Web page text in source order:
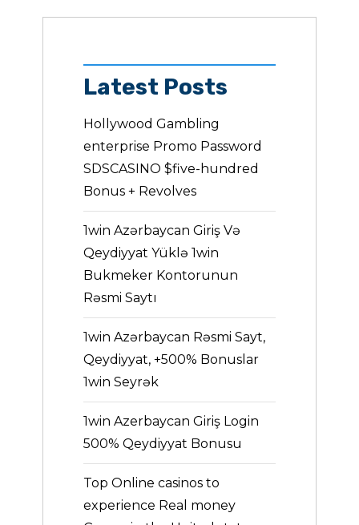
Latest Posts
Hollywood Gambling
enterprise Promo Password
SDSCASINO $five-hundred
Bonus + Revolves
1win Azərbaycan Giriş Və
Qeydiyyat Yüklə 1win
Bukmeker Kontorunun
Rəsmi Saytı
1win Azərbaycan Rəsmi Sayt,
Qeydiyyat, +500% Bonuslar
1win Seyrək
1win Azerbaycan Giriş Login
500% Qeydiyyat Bonusu
Top Online casinos to
experience Real money